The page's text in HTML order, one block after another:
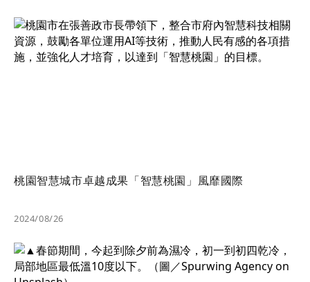
桃園智慧城市卓越成果「智慧桃園」風靡國際
2024/08/26